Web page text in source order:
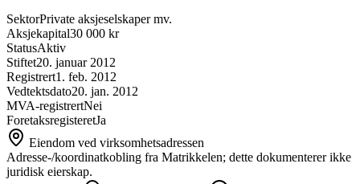
SektorPrivate aksjeselskaper mv.
Aksjekapital30 000 kr
StatusAktiv
Stiftet20. januar 2012
Registrert1. feb. 2012
Vedtektsdato20. jan. 2012
MVA-registrertNei
ForetaksregisteretJa
Eiendom ved virksomhetsadressen
Adresse-/koordinatkobling fra Matrikkelen; dette dokumenterer ikke
juridisk eierskap.